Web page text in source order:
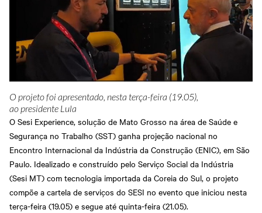
Cadastre-se em nossa
Newsletter
Sesi Viva Bem
Treinamentos das
Normas
Regulamentadoras
Consultas e Exames
Ocupacionais
Abrir Solicitação no SAC
Downloads
Credenciamento
Privacidade e Proteção
O projeto foi apresentado, nesta terça-feira (19.05),
ao presidente Lula
O Sesi Experience, solução de Mato Grosso na área de Saúde e
Segurança no Trabalho (SST) ganha projeção nacional no
Encontro Internacional da Indústria da Construção (ENIC), em São
Paulo. Idealizado e construído pelo Serviço Social da Indústria
(Sesi MT) com tecnologia importada da Coreia do Sul, o projeto
compõe a cartela de serviços do SESI no evento que iniciou nesta
terça-feira (19.05) e segue até quinta-feira (21.05).